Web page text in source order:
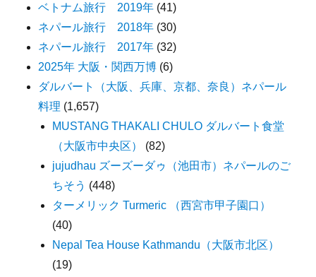
ベトナム旅行 2019年 (41)
ネパール旅行 2018年 (30)
ネパール旅行 2017年 (32)
2025年 大阪・関西万博 (6)
ダルバート（大阪、兵庫、京都、奈良）ネパール
料理 (1,657)
MUSTANG THAKALI CHULO ダルバート食堂
（大阪市中央区）
(82)
jujudhau ズーズーダゥ（池田市）ネパールのご
ちそう (448)
ターメリック Turmeric （西宮市甲子園口）
(40)
Nepal Tea House Kathmandu（大阪市北区）
(19)